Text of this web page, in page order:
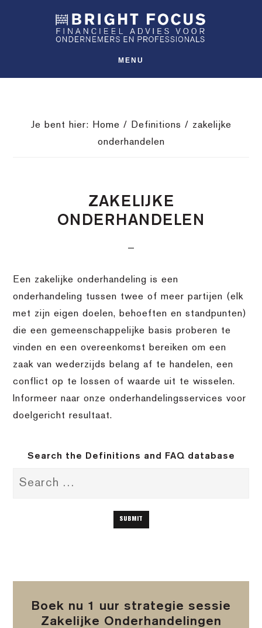
inhoud
MENU
Je bent hier: Home / Definitions / zakelijke
onderhandelen
ZAKELIJKE
ONDERHANDELEN
Een zakelijke onderhandeling is een
onderhandeling tussen twee of meer partijen (elk
met zijn eigen doelen, behoeften en standpunten)
die een gemeenschappelijke basis proberen te
vinden en een overeenkomst bereiken om een
zaak van wederzijds belang af te handelen, een
conflict op te lossen of waarde uit te wisselen.
Informeer naar onze onderhandelingsservices voor
doelgericht resultaat.
Search the Definitions and FAQ database
Boek nu 1 uur strategie sessie
Zakelijke Onderhandelingen